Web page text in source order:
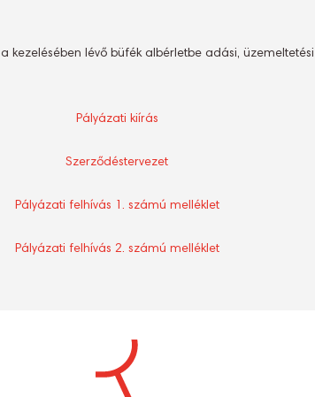
kezelésében lévő büfék albérletbe adási,
Pályázati kiírás
Szerződéstervezet
Pályázati felhívás 1. számú melléklet
Pályázati felhívás 2. számú melléklet